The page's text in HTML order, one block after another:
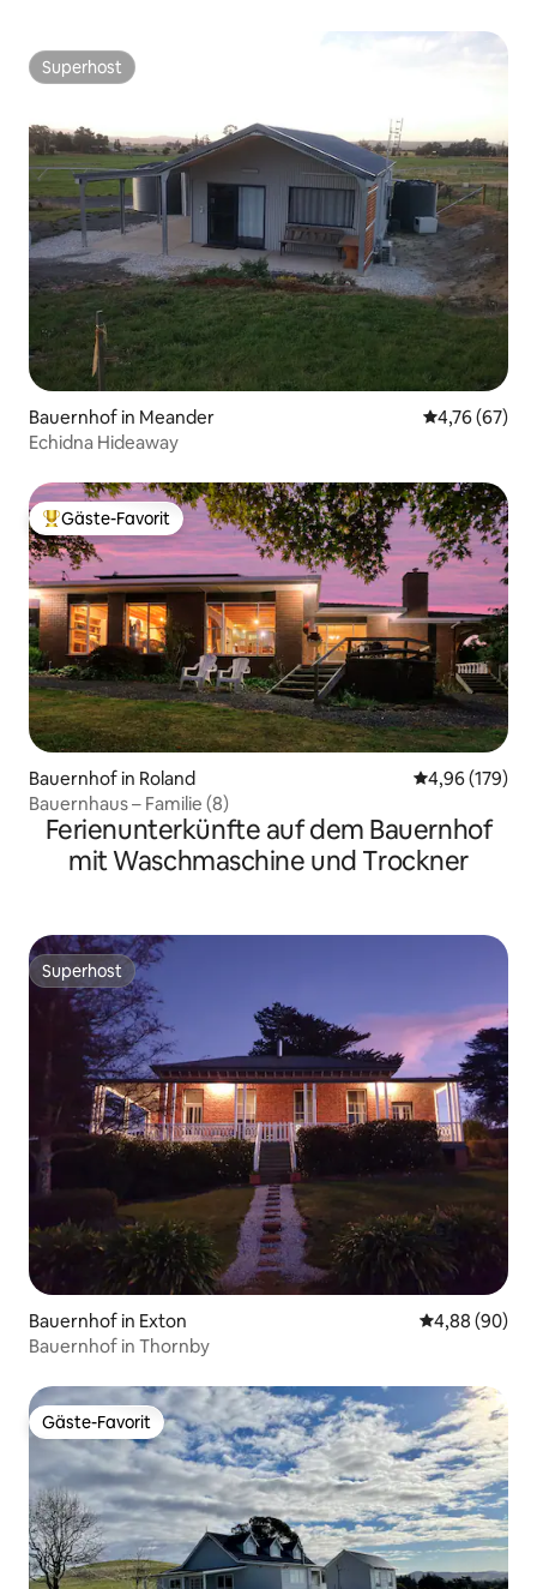
Superhost
Superhost
Bauernhof in Meander
4,76 (67)
Echidna Hideaway
Beliebter Gäste-Favorit.
Gäste-Favorit
Bauernhof in Roland
4,96 (179)
Bauernhaus – Familie (8)
Ferienunterkünfte auf dem Bauernhof
mit Waschmaschine und Trockner
Superhost
Superhost
Bauernhof in Exton
4,88 (90)
Bauernhof in Thornby
Gäste-Favorit
Gäste-Favorit